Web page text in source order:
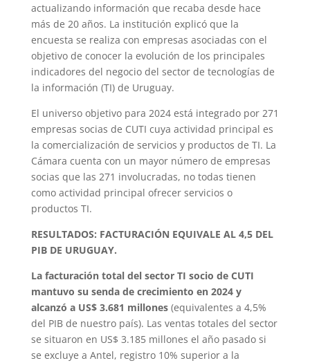
actualizando información que recaba desde hace
más de 20 años. La institución explicó que la
encuesta se realiza con empresas asociadas con el
objetivo de conocer la evolución de los principales
indicadores del negocio del sector de tecnologías de
la información (TI) de Uruguay.
El universo objetivo para 2024 está integrado por 271
empresas socias de CUTI cuya actividad principal es
la comercialización de servicios y productos de TI. La
Cámara cuenta con un mayor número de empresas
socias que las 271 involucradas, no todas tienen
como actividad principal ofrecer servicios o
productos TI.
RESULTADOS: FACTURACIÓN EQUIVALE AL 4,5 DEL
PIB DE URUGUAY.
La facturación total del sector TI socio de CUTI
mantuvo su senda de crecimiento en 2024 y
alcanzó a US$ 3.681 millones(equivalentes a 4,5%
del PIB de nuestro país). Las ventas totales del sector
se situaron en US$ 3.185 millones el año pasado si
se excluye a Antel, registro 10% superior a la